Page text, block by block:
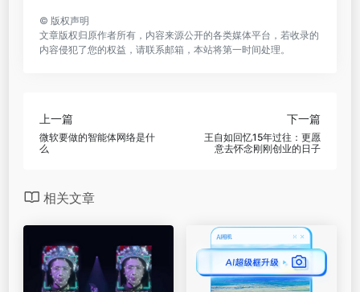
© 版权声明
文章版权归原作者所有，内容来源公开的各类媒体平台，若收录的
内容侵犯了您的权益，请联系邮箱，本站将第一时间处理。
上一篇
微软要做的智能体网络是什
么
下一篇
王自如回忆15年过往：更愿
意去怀念刚刚创业的日子
相关文章